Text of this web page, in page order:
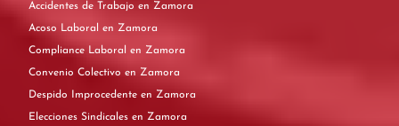
Accidentes de Trabajo en Zamora
Acoso Laboral en Zamora
Compliance Laboral en Zamora
Convenio Colectivo en Zamora
Despido Improcedente en Zamora
Elecciones Sindicales en Zamora